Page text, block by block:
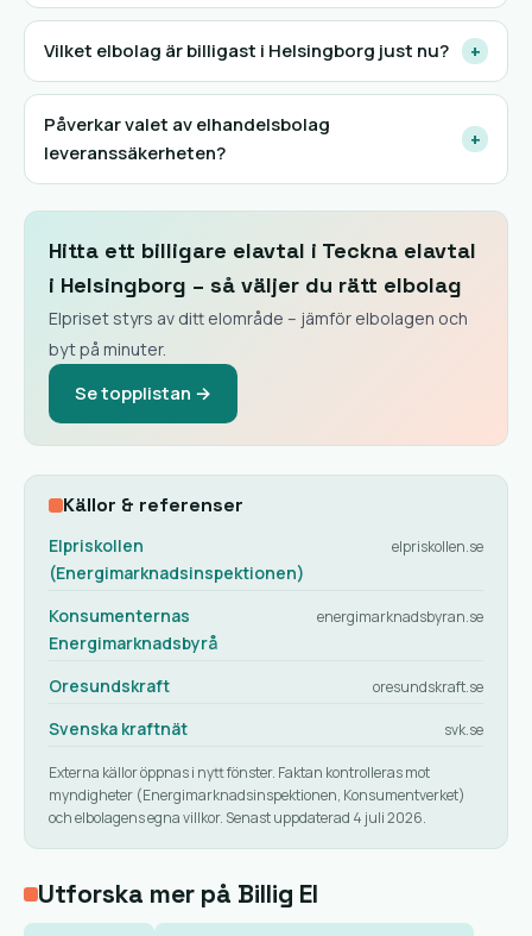
Vilket elbolag är billigast i Helsingborg just nu? +
Påverkar valet av elhandelsbolag
leveranssäkerheten?
+
Hitta ett billigare elavtal i Teckna elavtal
i Helsingborg – så väljer du rätt elbolag
Elpriset styrs av ditt elområde – jämför elbolagen och
byt på minuter.
Se topplistan →
Källor & referenser
Elpriskollen
(Energimarknadsinspektionen)
elpriskollen.se
Konsumenternas
Energimarknadsbyrå
energimarknadsbyran.se
Oresundskraft oresundskraft.se
Svenska kraftnät svk.se
Externa källor öppnas i nytt fönster. Faktan kontrolleras mot
myndigheter (Energimarknadsinspektionen, Konsumentverket)
och elbolagens egna villkor. Senast uppdaterad 4 juli 2026.
Utforska mer på Billig El